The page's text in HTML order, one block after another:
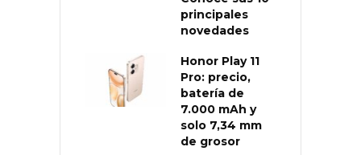
principales
novedades
Honor Play 11
Pro: precio,
batería de
7.000 mAh y
solo 7,34 mm
de grosor